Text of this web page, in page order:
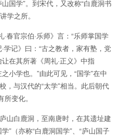
国学”。到宋代，又改称“白鹿洞书
学之所。
春官宗伯·乐师》言：“乐师掌国学
学记》曰：“古之教者，家有塾，党
在其所著《周礼·正义》中指
小学也。”由此可见，“国学”在中
，与汉代的“太学”相当。此后朝代
变化。
山白鹿洞，至南唐时，在其遗址建
”（亦称“白鹿洞国学”、“庐山国子